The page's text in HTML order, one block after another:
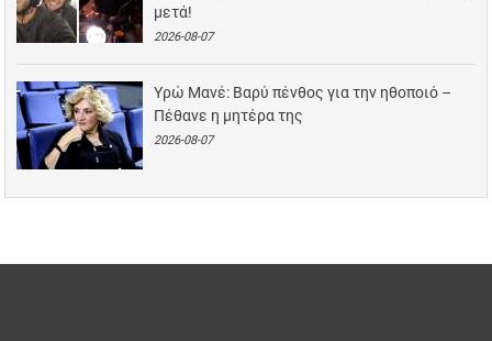
μετά!
2026-08-07
Υρώ Μανέ: Βαρύ πένθος για την ηθοποιό –
Πέθανε η μητέρα της
2026-08-07